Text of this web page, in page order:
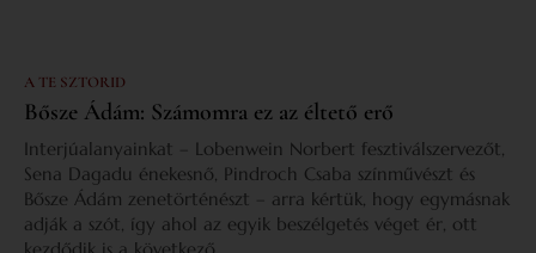
A TE SZTORID
Bősze Ádám: Számomra ez az éltető erő
Interjúalanyainkat – Lobenwein Norbert fesztiválszervezőt,
Sena Dagadu énekesnő, Pindroch Csaba színművészt és
Bősze Ádám zenetörténészt – arra kértük, hogy egymásnak
adják a szót, így ahol az egyik beszélgetés véget ér, ott